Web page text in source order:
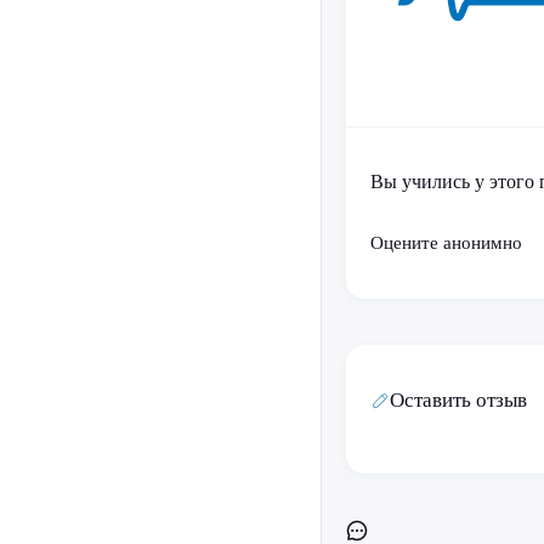
Вы учились у этого
Оцените анонимно
Оставить отзыв